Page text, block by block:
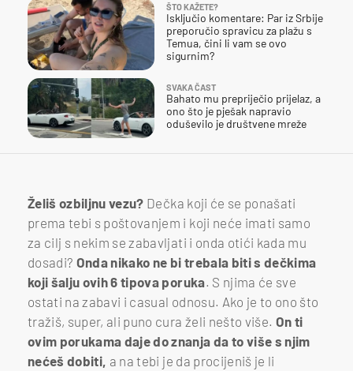
ŠTO KAŽETE?
Isključio komentare: Par iz Srbije
preporučio spravicu za plažu s
Temua, čini li vam se ovo
sigurnim?
SVAKA ČAST
Bahato mu prepriječio prijelaz, a
ono što je pješak napravio
oduševilo je društvene mreže
Želiš ozbiljnu vezu? Dečka koji će se ponašati
prema tebi s poštovanjem i koji neće imati samo
za cilj s nekim se zabavljati i onda otići kada mu
dosadi? Onda nikako ne bi trebala biti s dečkima
koji šalju ovih 6 tipova poruka. S njima će sve
ostati na zabavi i casual odnosu. Ako je to ono što
tražiš, super, ali puno cura želi nešto više. On ti
ovim porukama daje do znanja da to više s njim
nećeš dobiti, a na tebi je da procijeniš je li